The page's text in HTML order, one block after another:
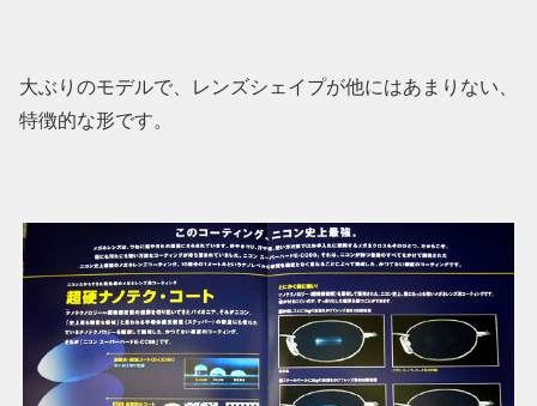
大ぶりのモデルで、レンズシェイプが他にはあまりない、
特徴的な形です。